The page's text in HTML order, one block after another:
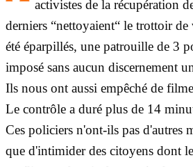
activistes de la récupération
derniers “nettoyaient“ le trottoir
été éparpillés, une patrouille de 3
imposé sans aucun discernement
Ils nous ont aussi empêché de
Le contrôle a duré plus de 14
Ces policiers n'ont-ils pas d'autres
que d'intimider des citoyens dont